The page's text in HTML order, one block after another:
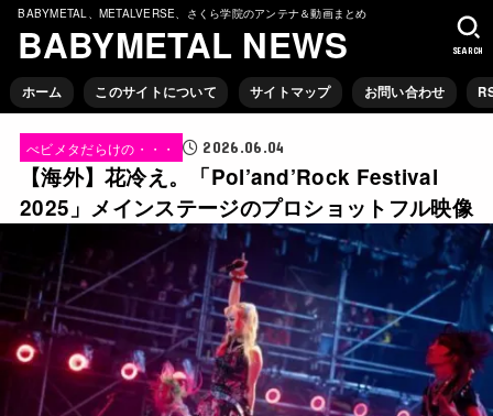
BABYMETAL、METALVERSE、さくら学院のアンテナ＆動画まとめ
BABYMETAL NEWS
ホーム このサイトについて サイトマップ お問い合わせ
SEARCH
べビメタだらけの・・・ 2026.06.04
【海外】花冷え。「Pol’and’Rock Festival
2025」メインステージのプロショットフル映像